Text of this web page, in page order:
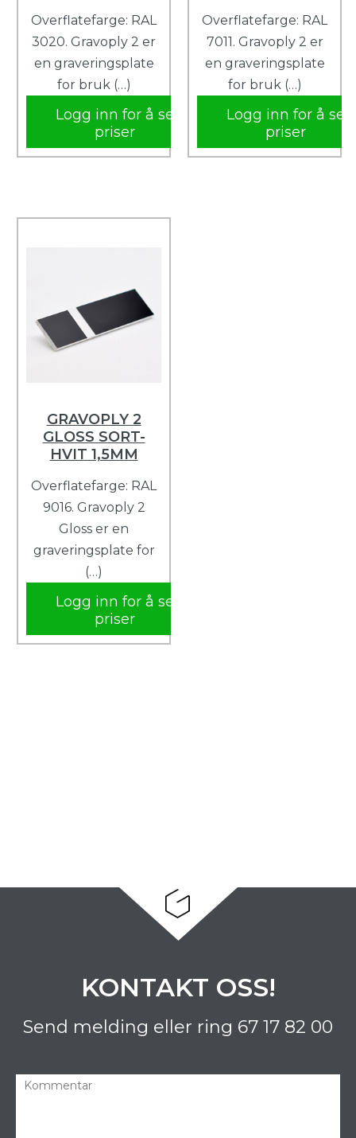
Overflatefarge: RAL
3020. Gravoply 2 er
en graveringsplate
for bruk (…)
Logg inn for å se
priser
Overflatefarge: RAL
7011. Gravoply 2 er
en graveringsplate
for bruk (…)
Logg inn for å se
priser
GRAVOPLY 2
GLOSS SORT-
HVIT 1,5MM
Overflatefarge: RAL
9016. Gravoply 2
Gloss er en
graveringsplate for
(…)
Logg inn for å se
priser
KONTAKT OSS!
Send melding eller ring 67 17 82 00